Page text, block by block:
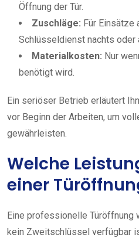
Öffnung der Tür.
Zuschläge: Für Einsätze
Schlüsseldienst nachts oder
Materialkosten: Nur
benötigt wird.
Ein seriöser Betrieb erläutert
vor Beginn der Arbeiten, um
gewährleisten.
Welche
einer
Eine professionelle Türöffnung
kein Zweitschlüssel verfügbar